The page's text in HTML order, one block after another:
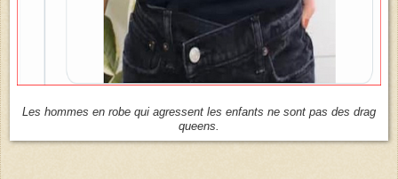
Les hommes en robe qui agressent les enfants ne sont pas des drag
queens.